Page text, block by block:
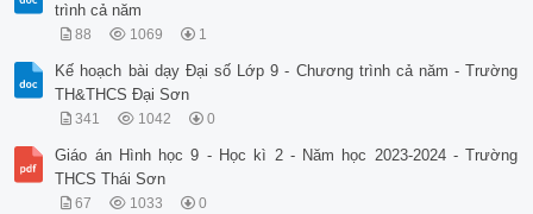
trình cả năm
88 1069 1
Kế hoạch bài dạy Đại số Lớp 9 - Chương trình cả năm - Trường
TH&THCS Đại Sơn
341 1042 0
Giáo án Hình học 9 - Học kì 2 - Năm học 2023-2024 - Trường
THCS Thái Sơn
67 1033 0